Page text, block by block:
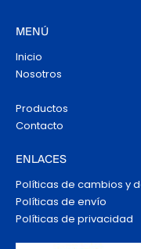
MENÚ
Inicio
Nosotros
Productos
Contacto
ENLACES
Políticas de cambios y
Políticas de envío
Políticas de privacidad